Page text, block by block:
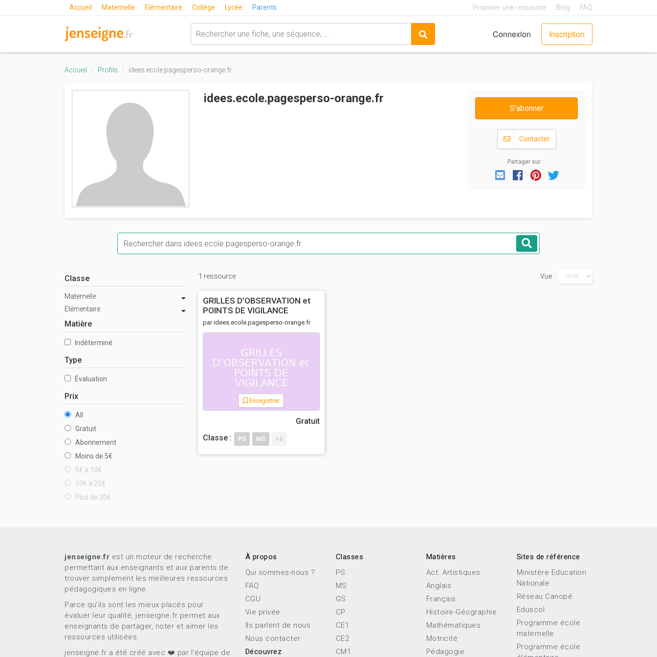
Accueil Maternelle Elémentaire Collège Lycée Parents Proposer une ressource Blog FAQ
Connexion Inscription
Accueil Profils idees.ecole.pagesperso-orange.fr
idees.ecole.pagesperso-orange.fr
S'abonner
Contacter
Partager sur :
EmailFacebook
Pinterest
Mots-clés
Classe
Maternelle
Elémentaire
Matière
Indéterminé
Type
Évaluation
Prix
All
Gratuit
Abonnement
Moins de 5€
5€ à 10€
10€ à 20€
Plus de 20€
1 ressource Vue :
GRILLES D’OBSERVATION et
POINTS DE VIGILANCE
par idees.ecole.pagesperso-orange.fr
Enregistrer
Gratuit
Classe :
PS MS +6
jenseigne.fr est un moteur de recherche
permettant aux enseignants et aux parents de
trouver simplement les meilleures ressources
pédagogiques en ligne.
Parce qu’ils sont les mieux placés pour
évaluer leur qualité, jenseigne.fr permet aux
enseignants de partager, noter et aimer les
ressources utilisées.
jenseigne.fr a été créé avec ❤️ par l'équipe de
À propos
Qui sommes-nous ?
FAQ
CGU
Vie privée
Ils parlent de nous
Nous contacter
Découvrez
Classes
PS
MS
GS
CP
CE1
CE2
CM1
Matières
Act. Artistiques
Anglais
Français
Histoire-Géographie
Mathématiques
Motricité
Pédagogie
Sites de référence
Ministère Education
Nationale
Réseau Canopé
Eduscol
Programme école
maternelle
Programme école